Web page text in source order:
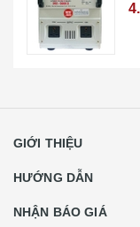
GIỚI THIỆU
HƯỚNG DẪN
NHẬN BÁO GIÁ